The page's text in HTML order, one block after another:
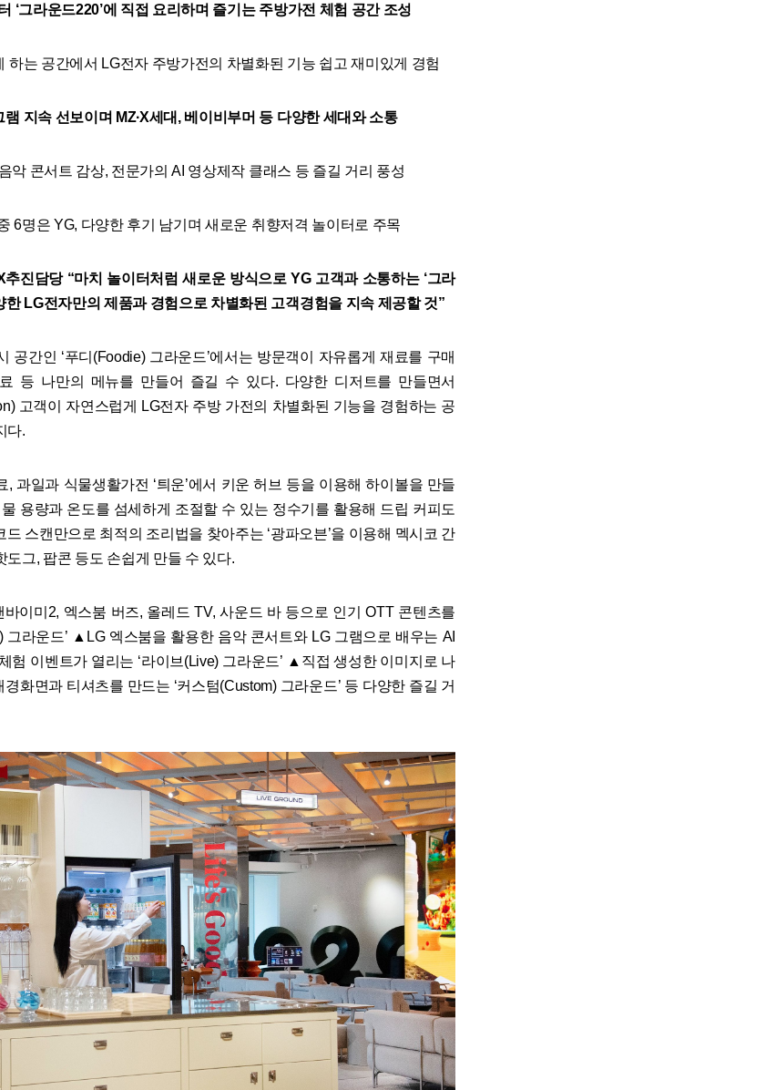
‘그라운드220’에 직접 요리하며 즐기는 주방가전 체험 공간 조성
하는 공간에서 LG전자 주방가전의 차별화된 기능 쉽고 재미있게 경험
지속 선보이며 MZ∙X세대, 베이비부머 등 다양한 세대와 소통
악 콘서트 감상, 전문가의 AI 영상제작 클래스 등 즐길 거리 풍성
6명은 YG, 다양한 후기 남기며 새로운 취향저격 놀이터로 주목
진담당 “마치 놀이터처럼 새로운 방식으로 YG 고객과 소통하는 ‘그라
한 LG전자만의 제품과 경험으로 차별화된 고객경험을 지속 제공할 것”
공간인 ‘푸디(Foodie) 그라운드’에서는 방문객이 자유롭게 재료를 구매
등 나만의 메뉴를 만들어 즐길 수 있다. 다양한 디저트를 만들면서
고객이 자연스럽게 LG전자 주방 가전의 차별화된 기능을 경험하는 공
다.
, 과일과 식물생활가전 ‘틔운’에서 키운 허브 등을 이용해 하이볼을 만들
용량과 온도를 섬세하게 조절할 수 있는 정수기를 활용해 드립 커피도
드 스캔만으로 최적의 조리법을 찾아주는 ‘광파오븐’을 이용해 멕시코 간
도그, 팝콘 등도 손쉽게 만들 수 있다.
이미2, 엑스붐 버즈, 올레드 TV, 사운드 바 등으로 인기 OTT 콘텐츠를
그라운드’ ▲LG 엑스붐을 활용한 음악 콘서트와 LG 그램으로 배우는 AI
험 이벤트가 열리는 ‘라이브(Live) 그라운드’ ▲직접 생성한 이미지로 나
화면과 티셔츠를 만드는 ‘커스텀(Custom) 그라운드’ 등 다양한 즐길 거